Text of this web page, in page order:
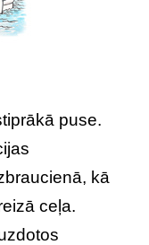
puse.
kā
ceļa.